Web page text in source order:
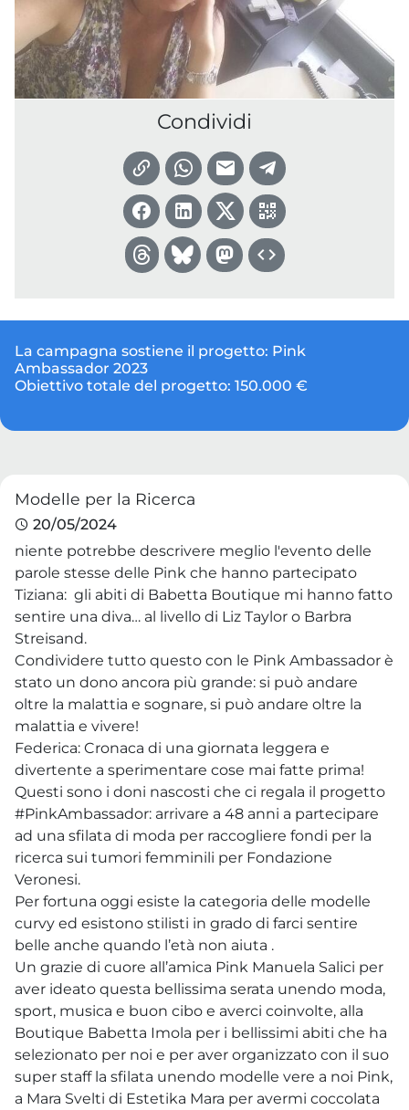
Condividi
La campagna sostiene il progetto: Pink
Ambassador 2023
Obiettivo totale del progetto: 150.000 €
Modelle per la Ricerca
20/05/2024
niente potrebbe descrivere meglio l'evento delle
parole stesse delle Pink che hanno partecipato
Tiziana: gli abiti di Babetta Boutique mi hanno fatto
sentire una diva… al livello di Liz Taylor o Barbra
Streisand.
Condividere tutto questo con le Pink Ambassador è
stato un dono ancora più grande: si può andare
oltre la malattia e sognare, si può andare oltre la
malattia e vivere!
Federica: Cronaca di una giornata leggera e
divertente a sperimentare cose mai fatte prima!
Questi sono i doni nascosti che ci regala il progetto
#PinkAmbassador: arrivare a 48 anni a partecipare
ad una sfilata di moda per raccogliere fondi per la
ricerca sui tumori femminili per Fondazione
Veronesi.
Per fortuna oggi esiste la categoria delle modelle
curvy ed esistono stilisti in grado di farci sentire
belle anche quando l’età non aiuta .
Un grazie di cuore all’amica Pink Manuela Salici per
aver ideato questa bellissima serata unendo moda,
sport, musica e buon cibo e averci coinvolte, alla
Boutique Babetta Imola per i bellissimi abiti che ha
selezionato per noi e per aver organizzato con il suo
super staff la sfilata unendo modelle vere a noi Pink,
a Mara Svelti di Estetika Mara per avermi coccolata